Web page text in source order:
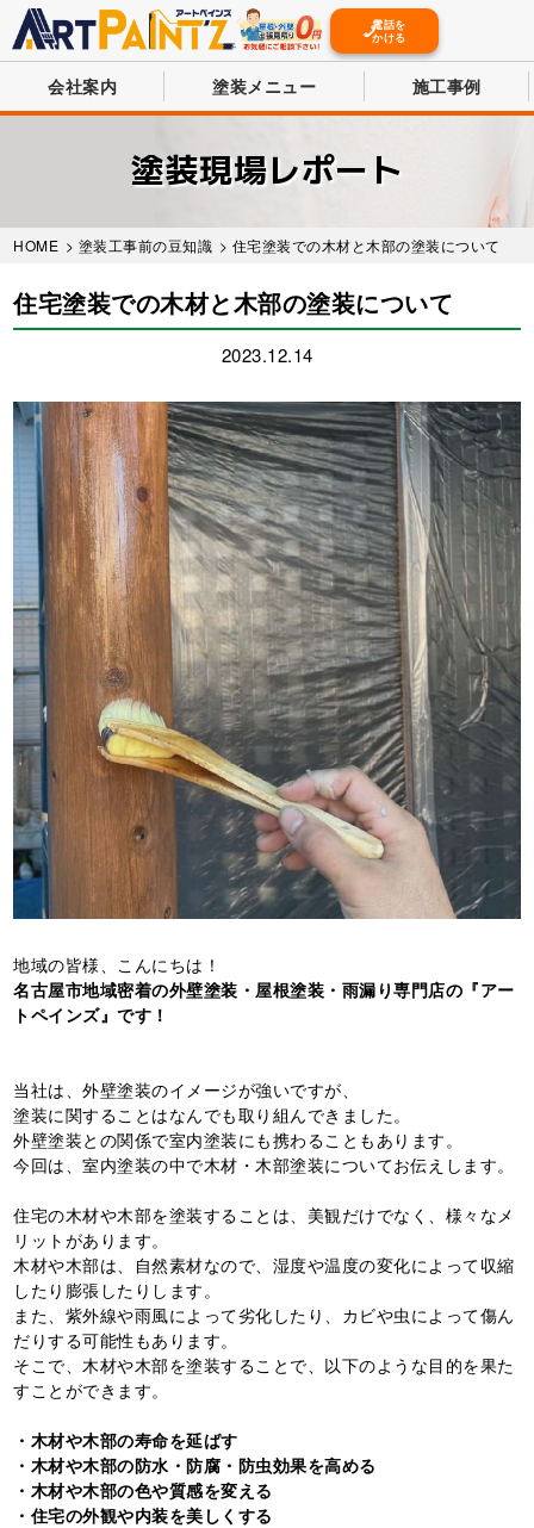
電話を
かける
会社案内 塗装メニュー 施工事例
塗装現場レポート
HOME > 塗装工事前の豆知識 > 住宅塗装での木材と木部の塗装について
住宅塗装での木材と木部の塗装について
2023.12.14
地域の皆様、こんにちは！
名古屋市地域密着の外壁塗装・屋根塗装・雨漏り専門店の『アー
トペインズ』です！
当社は、外壁塗装のイメージが強いですが、
塗装に関することはなんでも取り組んできました。
外壁塗装との関係で室内塗装にも携わることもあります。
今回は、室内塗装の中で木材・木部塗装についてお伝えします。
住宅の木材や木部を塗装することは、美観だけでなく、様々なメ
リットがあります。
木材や木部は、自然素材なので、湿度や温度の変化によって収縮
したり膨張したりします。
また、紫外線や雨風によって劣化したり、カビや虫によって傷ん
だりする可能性もあります。
そこで、木材や木部を塗装することで、以下のような目的を果た
すことができます。
・木材や木部の寿命を延ばす
・木材や木部の防水・防腐・防虫効果を高める
・木材や木部の色や質感を変える
・住宅の外観や内装を美しくする